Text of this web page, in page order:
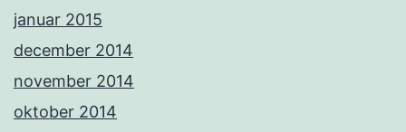
januar 2015
december 2014
november 2014
oktober 2014